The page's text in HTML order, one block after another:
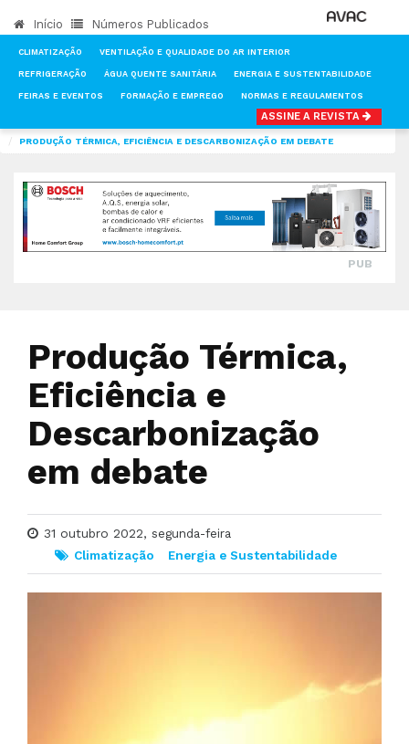
Início Números Publicados
CLIMATIZAÇÃO VENTILAÇÃO E QUALIDADE DO AR INTERIOR
REFRIGERAÇÃO ÁGUA QUENTE SANITÁRIA ENERGIA E SUSTENTABILIDADE
FEIRAS E EVENTOS FORMAÇÃO E EMPREGO NORMAS E REGULAMENTOS
ASSINE A REVISTA
PRODUÇÃO TÉRMICA, EFICIÊNCIA E DESCARBONIZAÇÃO EM DEBATE
PUB
Produção Térmica,
Eficiência e
Descarbonização
em debate
31 outubro 2022, segunda-feira
Climatização
Energia e Sustentabilidade